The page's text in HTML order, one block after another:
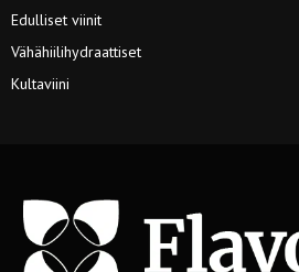
Edulliset viinit
Vähähiilihydraattiset
Kultaviini